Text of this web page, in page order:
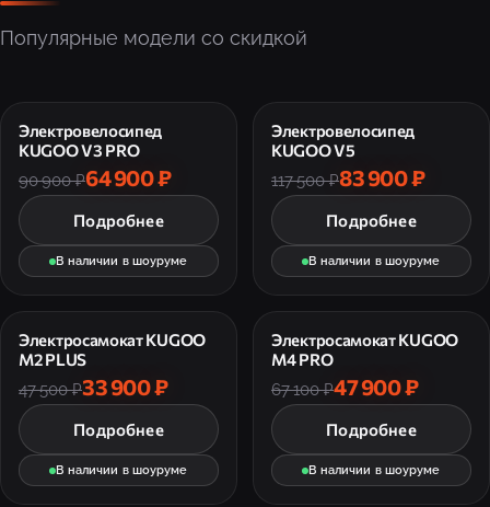
Популярные модели со скидкой
Электровелосипед
KUGOO V3 PRO
90 900 ₽64 900 ₽
Подробнее
В наличии в шоуруме
Электровелосипед
KUGOO V5
117 500 ₽83 900 ₽
Подробнее
В наличии в шоуруме
Электросамокат KUGOO
M2 PLUS
47 500 ₽33 900 ₽
Подробнее
В наличии в шоуруме
Электросамокат KUGOO
M4 PRO
67 100 ₽47 900 ₽
Подробнее
В наличии в шоуруме